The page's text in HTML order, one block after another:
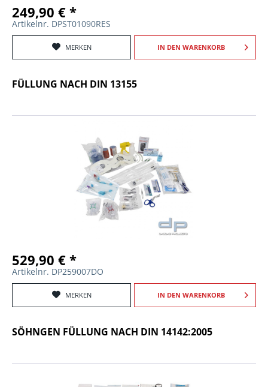
249,90 € *
Artikelnr. DPST01090RES
MERKEN IN DEN WARENKORB
FÜLLUNG NACH DIN 13155
529,90 € *
Artikelnr. DP259007DO
MERKEN IN DEN WARENKORB
SÖHNGEN FÜLLUNG NACH DIN 14142:2005